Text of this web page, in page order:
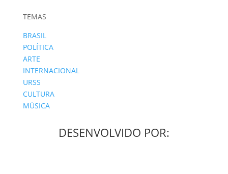
TEMAS
BRASIL
POLÍTICA
ARTE
INTERNACIONAL
URSS
CULTURA
MÚSICA
DESENVOLVIDO POR: